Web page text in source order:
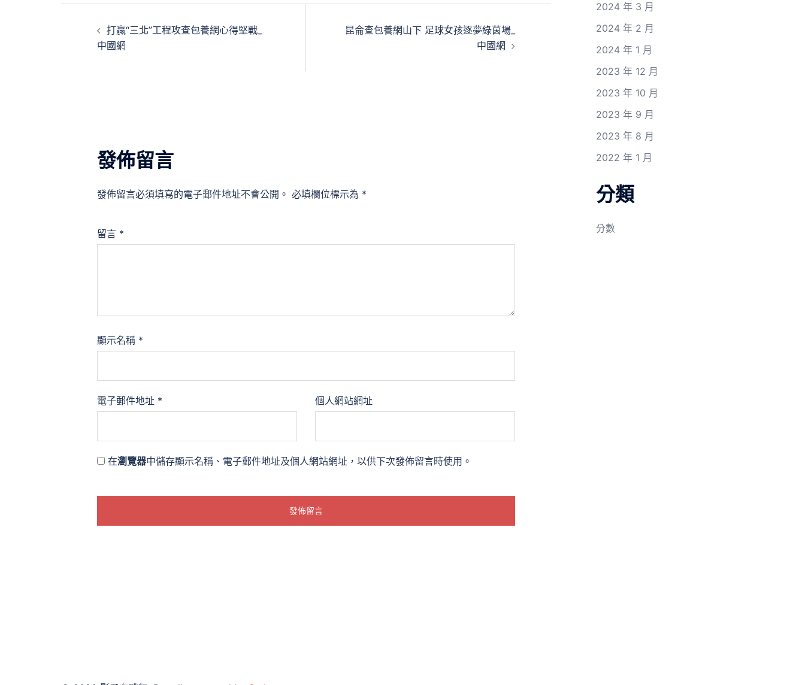
打贏“三北”工程攻查包養網心得堅戰_
中國網
昆侖查包養網山下 足球女孩逐夢綠茵場_
中國網
發佈留言
發佈留言必須填寫的電子郵件地址不會公開。 必填欄位標示為 *
留言 *
顯示名稱 *
電子郵件地址 * 個人網站網址
在瀏覽器中儲存顯示名稱、電子郵件地址及個人網站網址，以供下次發佈留言時使用。
2024 年 3 月
2024 年 2 月
2024 年 1 月
2023 年 12 月
2023 年 10 月
2023 年 9 月
2023 年 8 月
2022 年 1 月
分類
分數